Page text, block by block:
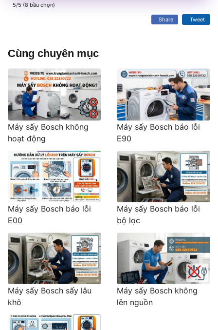
5/5 (8 bầu chọn)
Share Tweet
Cùng chuyên mục
Máy sấy Bosch không
hoạt động
Máy sấy Bosch báo lỗi
E90
Máy sấy Bosch báo lỗi
E00
Máy sấy Bosch báo lỗi
bộ lọc
Máy sấy Bosch sấy lâu
khô
Máy sấy Bosch không
lên nguồn